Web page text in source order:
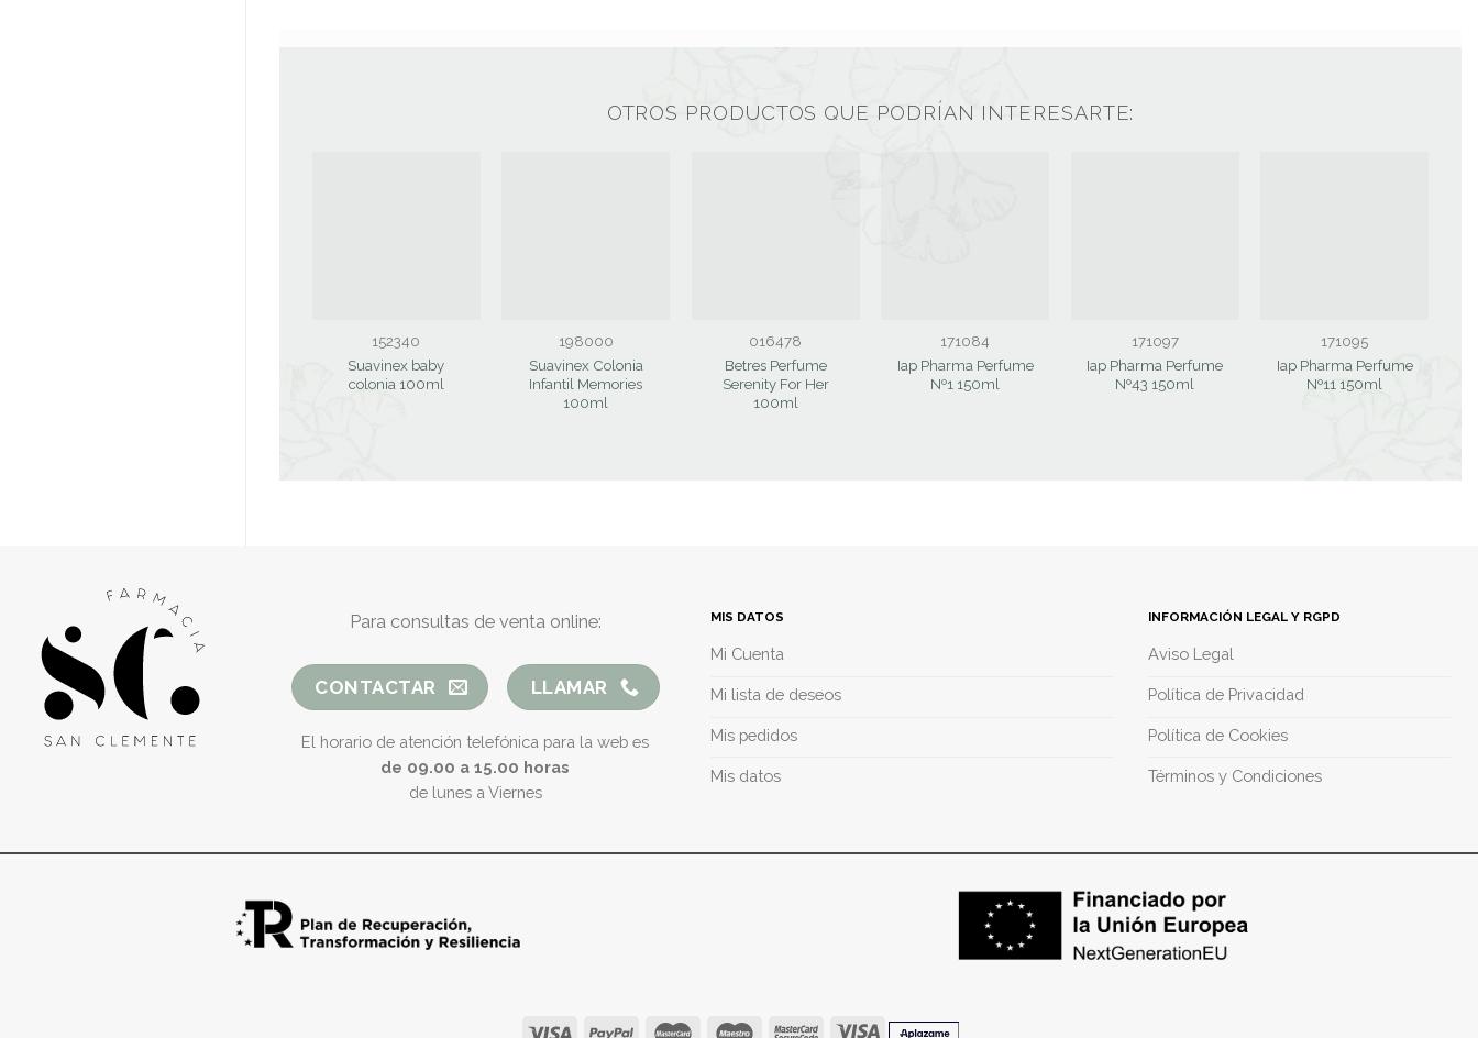
OTROS PRODUCTOS QUE PODRÍAN INTERESARTE:
152340
Suavinex baby
colonia 100ml
198000
Suavinex Colonia
Infantil Memories
100ml
016478
Betres Perfume
Serenity For Her
100ml
171084
Iap Pharma Perfume
Nº1 150ml
171097
Iap Pharma Perfume
Nº43 150ml
171095
Iap Pharma Perfume
Nº11 150ml
Para consultas de venta online:
CONTACTAR LLAMAR
El horario de atención telefónica para la web es
de 09.00 a 15.00 horas
de lunes a Viernes
MIS DATOS
Mi Cuenta
Mi lista de deseos
Mis pedidos
Mis datos
INFORMACIÓN LEGAL Y RGPD
Aviso Legal
Política de Privacidad
Política de Cookies
Términos y Condiciones